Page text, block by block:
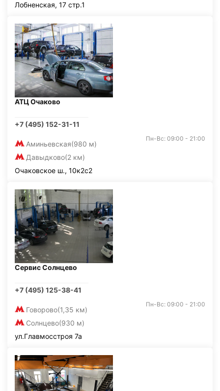
Лобненская, 17 стр.1
АТЦ Очаково
+7 (495) 152-31-11
Аминьевская(980 м)
Давыдково(2 км)
Пн-Вс: 09:00 - 21:00
Очаковское ш., 10к2с2
Сервис Солнцево
+7 (495) 125-38-41
Говорово(1,35 км)
Солнцево(930 м)
Пн-Вс: 09:00 - 21:00
ул.Главмосстроя 7а